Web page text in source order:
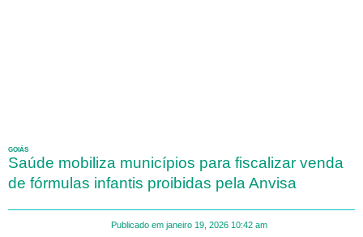
GOIÁS
Saúde mobiliza municípios para fiscalizar venda
de fórmulas infantis proibidas pela Anvisa
Publicado em janeiro 19, 2026 10:42 am